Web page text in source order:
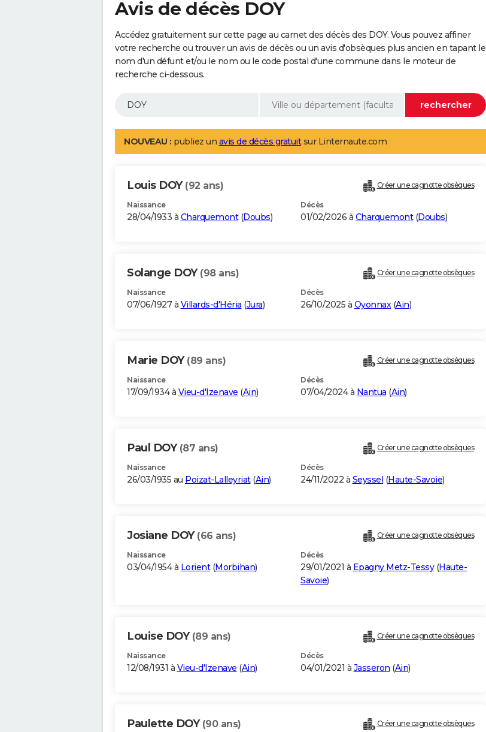
Avis de décès DOY
Accédez gratuitement sur cette page au carnet des décès des DOY. Vous pouvez affiner
votre recherche ou trouver un avis de décès ou un avis d'obsèques plus ancien en tapant le
nom d'un défunt et/ou le nom ou le code postal d'une commune dans le moteur de
recherche ci-dessous.
NOUVEAU : publiez un avis de décès gratuitsur Linternaute.com
Louis DOY (92 ans) Créer une cagnotte obsèques
Naissance
28/04/1933 à Charquemont(Doubs)
Décès
01/02/2026 à Charquemont(Doubs)
Solange DOY (98 ans) Créer une cagnotte obsèques
Naissance
07/06/1927 à Villards-d'Héria (Jura)
Décès
26/10/2025 à Oyonnax(Ain)
Marie DOY (89 ans) Créer une cagnotte obsèques
Naissance
17/09/1934 à Vieu-d'Izenave (Ain)
Décès
07/04/2024 à Nantua (Ain)
Paul DOY (87 ans) Créer une cagnotte obsèques
Naissance
26/03/1935 au Poizat-Lalleyriat(Ain)
Décès
24/11/2022 à Seyssel (Haute-Savoie)
Josiane DOY (66 ans) Créer une cagnotte obsèques
Naissance
03/04/1954 à Lorient(Morbihan)
Décès
29/01/2021 à Epagny Metz-Tessy(Haute-
Savoie)
Louise DOY (89 ans) Créer une cagnotte obsèques
Naissance
12/08/1931 à Vieu-d'Izenave (Ain)
Décès
04/01/2021 à Jasseron (Ain)
Paulette DOY (90 ans) Créer une cagnotte obsèques